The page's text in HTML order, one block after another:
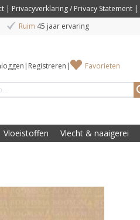
| Privacyverklaring / Privacy Statement |
Ruim 45 jaar ervaring
| Registreren | Favorieten
Vloeistoffen Vlecht & naaigerei